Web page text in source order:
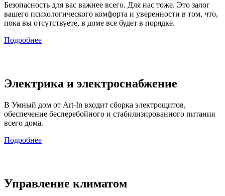
Безопасность для вас важнее всего. Для нас тоже. Это залог
вашего психологического комфорта и уверенности в том, что,
пока вы отсутствуете, в доме все будет в порядке.
Подробнее
Электрика и электроснабжение
В Умный дом от Art-In входит сборка электрощитов,
обеспечение бесперебойного и стабилизированного питания
всего дома.
Подробнее
Управление климатом